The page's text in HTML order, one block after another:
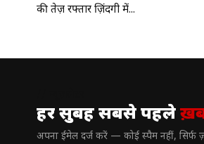
की तेज़ रफ्तार ज़िंदगी में...
हर सुबह सबसे पहले
अपना ईमेल दर्ज करें — कोई स्पैम नहीं, सिर्फ